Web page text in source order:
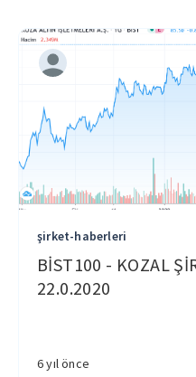
şirket-haberleri
BİST100 - KOZAL
22.0.2020
6 yıl önce